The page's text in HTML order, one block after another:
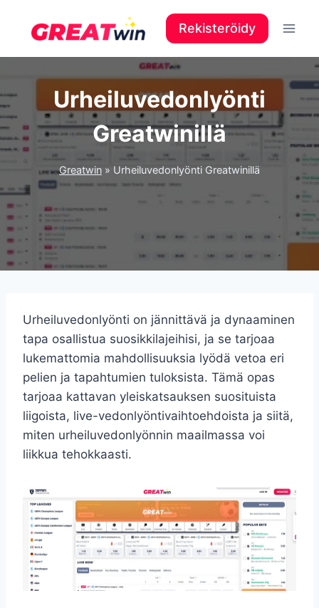
sisältöön
Rekisteröidy
Urheiluvedonlyönti
Greatwinillä
Greatwin » Urheiluvedonlyönti Greatwinillä
Urheiluvedonlyönti on jännittävä ja dynaaminen
tapa osallistua suosikkilajeihisi, ja se tarjoaa
lukemattomia mahdollisuuksia lyödä vetoa eri
pelien ja tapahtumien tuloksista. Tämä opas
tarjoaa kattavan yleiskatsauksen suosituista
liigoista, live-vedonlyöntivaihtoehdoista ja siitä,
miten urheiluvedonlyönnin maailmassa voi
liikkua tehokkaasti.